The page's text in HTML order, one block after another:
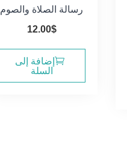
رسالة الصلاة والصوم
12.00$
إضافة إلى
السلة